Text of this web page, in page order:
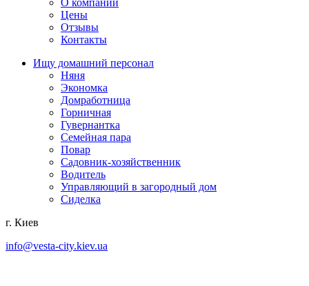
О компании
Цены
Отзывы
Контакты
Ищу домашний персонал
Няня
Экономка
Домработница
Горничная
Гувернантка
Семейная пара
Повар
Садовник-хозяйственник
Водитель
Управляющий в загородный дом
Сиделка
г. Киев
info@vesta-city.kiev.ua